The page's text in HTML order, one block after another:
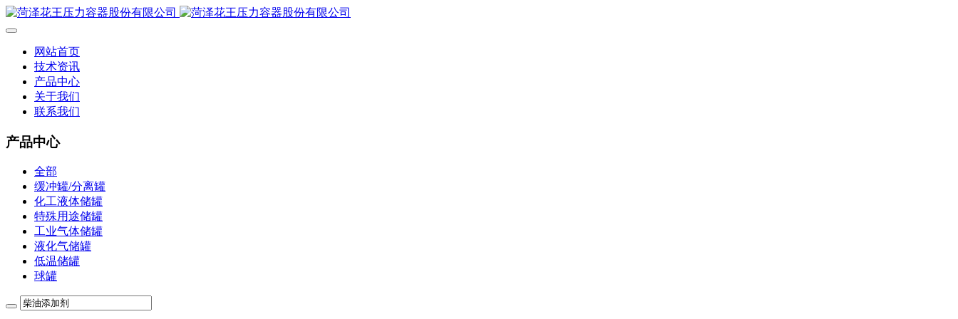
网站首页
技术资讯
产品中心
关于我们
联系我们
产品中心
全部
缓冲罐/分离罐
化工液体储罐
特殊用途储罐
工业气体储罐
液化气储罐
低温储罐
球罐